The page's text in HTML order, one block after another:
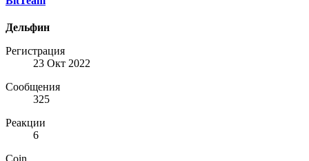
Дельфин
Регистрация
23 Окт 2022
Сообщения
325
Реакции
6